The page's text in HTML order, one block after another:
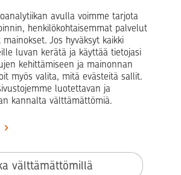
avulla voimme tarjota
henkilökohtaisemmat palvelut
Jos hyväksyt kaikki
luvan kerätä ja käyttää tietojasi
kehittämiseen ja mainonnan
myös valita, mitä evästeitä sallit.
luotettavan ja
kannalta välttämättömiä.
välttämättömillä
Pohjola Vahinkoapu
Instagram